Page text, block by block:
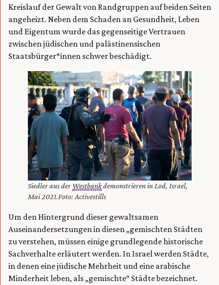
Kreislauf der Gewalt von Randgruppen auf beiden Seiten
angeheizt. Neben dem Schaden an Gesundheit, Leben
und Eigentum wurde das gegenseitige Vertrauen
zwischen jüdischen und palästinensischen
Staatsbürger*innen schwer beschädigt.
Siedler aus der Westbankdemonstrieren in Lod, Israel,
Mai 2021.Foto: Activestills
Um den Hintergrund dieser gewaltsamen
Auseinandersetzungen in diesen „gemischten Städten
zu verstehen, müssen einige grundlegende historische
Sachverhalte erläutert werden. In Israel werden Städte,
in denen eine jüdische Mehrheit und eine arabische
Minderheit leben, als „gemischte“ Städte bezeichnet.